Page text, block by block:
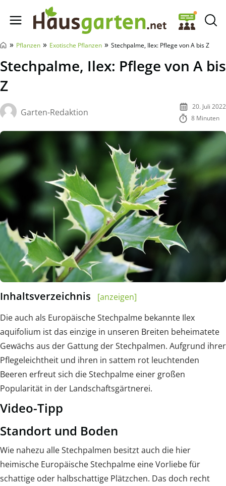
Hausgarten.net
» Pflanzen » Exotische Pflanzen » Stechpalme, Ilex: Pflege von A bis Z
Stechpalme, Ilex: Pflege von A bis
Z
Garten-Redaktion
20. Juli 2022
8 Minuten
Inhaltsverzeichnis
[anzeigen]
Die auch als Europäische Stechpalme bekannte Ilex
aquifolium ist das einzige in unseren Breiten beheimatete
Gewächs aus der Gattung der Stechpalmen. Aufgrund ihrer
Pflegeleichtheit und ihren in sattem rot leuchtenden
Beeren erfreut sich die Stechpalme einer großen
Popularität in der Landschaftsgärtnerei.
Video-Tipp
Standort und Boden
Wie nahezu alle Stechpalmen besitzt auch die hier
heimische Europäische Stechpalme eine Vorliebe für
schattige oder halbschattige Plätzchen. Das doch recht